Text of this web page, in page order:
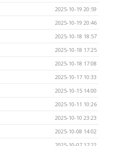
2025-10-19 20:59
2025-10-19 20:46
2025-10-18 18:57
2025-10-18 17:25
2025-10-18 17:08
2025-10-17 10:33
2025-10-15 14:00
2025-10-11 10:26
2025-10-10 23:23
2025-10-08 14:02